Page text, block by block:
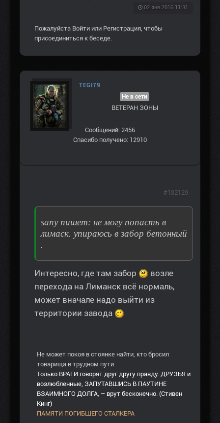
02 янв 2016 11:31
Пожалуйста Войти или Регистрация , чтобы
присоединиться к беседе.
TEGI79
Не в сети
ВЕТЕРАН ЗOНЫ
Сообщений: 2456
Спасибо получено: 12910
sany пишет: не могу попасть в
лимаск. упираюсь в забор бетонный
.
Интересно, где там забор
возле
перехода на Лиманск всё нормаль,
может вначале надо выйти из
территории завода
Не может покоя в стоянке найти, кто бросил
товарища в трудном пути.
Только ВРАГИ говорят друг другу правду. ДРУЗЬЯ и
возлюбленные, ЗАПУТАВШИСЬ В ПАУТИНЕ
ВЗАИМНОГО ДОЛГА, – врут бесконечно. (Стивен
Кинг)
ПАМЯТИ ПОГИБШЕГО СТАЛКЕРА
#182129